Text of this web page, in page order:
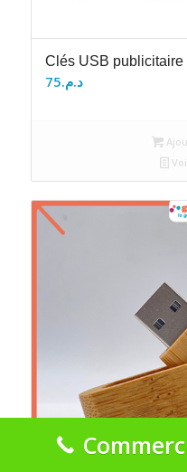
Clés USB publicitaire
د.م.75